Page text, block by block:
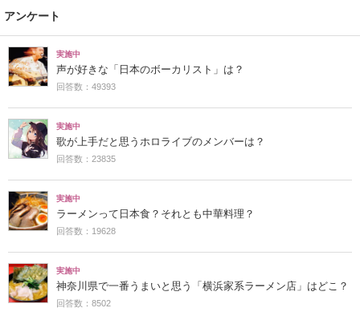
アンケート
実施中
声が好きな「日本のボーカリスト」は？
回答数：49393
実施中
歌が上手だと思うホロライブのメンバーは？
回答数：23835
実施中
ラーメンって日本食？それとも中華料理？
回答数：19628
実施中
神奈川県で一番うまいと思う「横浜家系ラーメン店」はどこ？
回答数：8502